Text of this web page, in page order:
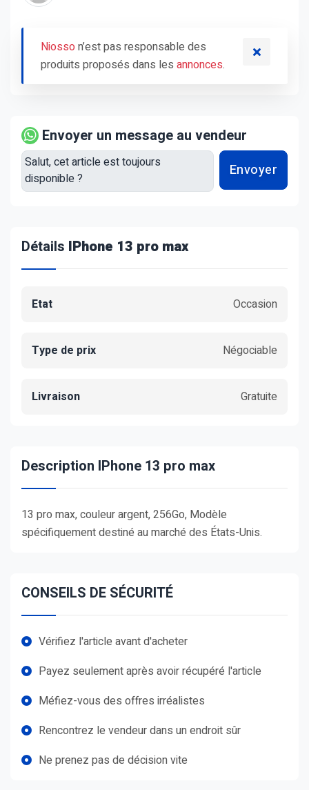
Niosson’est pas responsable des
produits proposés dans les annonces.
Envoyer un message au vendeur
Envoyer
Détails IPhone 13 pro max
Etat Occasion
Type de prix Négociable
Livraison Gratuite
Description IPhone 13 pro max
13 pro max, couleur argent, 256Go, Modèle
spécifiquement destiné au marché des États-Unis.
CONSEILS DE SÉCURITÉ
Vérifiez l'article avant d'acheter
Payez seulement après avoir récupéré l'article
Méfiez-vous des offres irréalistes
Rencontrez le vendeur dans un endroit sûr
Ne prenez pas de décision vite